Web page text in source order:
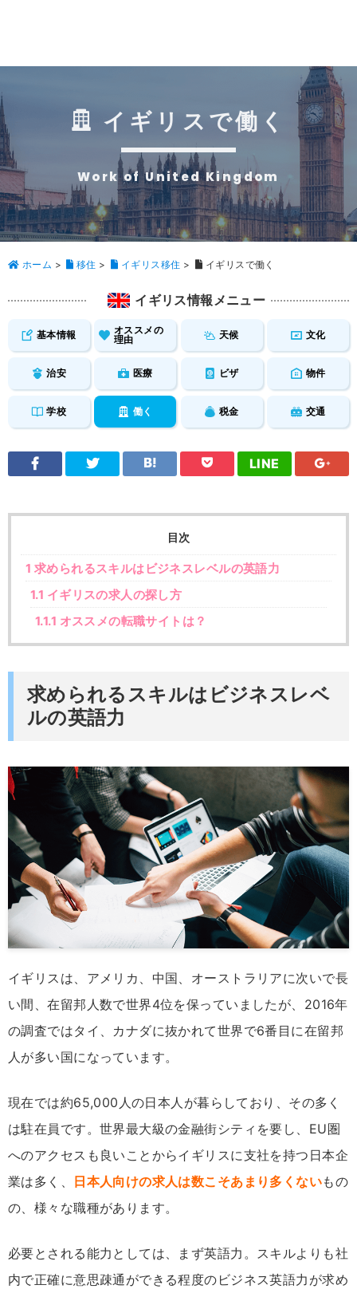
イギリスで働く
Work of United Kingdom
ホーム > 移住 > イギリス移住 > イギリスで働く
イギリス情報メニュー
基本情報 オススメの
理由 天候 文化
治安 医療 ビザ 物件
学校 働く 税金 交通
LINE
目次
1 求められるスキルはビジネスレベルの英語力
1.1 イギリスの求人の探し方
1.1.1 オススメの転職サイトは？
求められるスキルはビジネスレベ
ルの英語力
イギリスは、アメリカ、中国、オーストラリアに次いで長
い間、在留邦人数で世界4位を保っていましたが、2016年
の調査ではタイ、カナダに抜かれて世界で6番目に在留邦
人が多い国になっています。
現在では約65,000人の日本人が暮らしており、その多く
は駐在員です。世界最大級の金融街シティを要し、EU圏
へのアクセスも良いことからイギリスに支社を持つ日本企
業は多く、
日本人向けの求人は数こそあまり多くないもの
の、様々な職種があります。
必要とされる能力としては、まず英語力。スキルよりも社
内で正確に意思疎通ができる程度のビジネス英語力が求め